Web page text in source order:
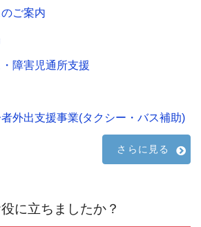
ご案内
障害児通所支援
外出支援事業(タクシー・バス補助)
さらに見る
に立ちましたか？